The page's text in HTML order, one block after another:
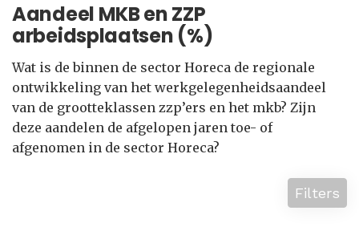
Aandeel MKB en ZZP
arbeidsplaatsen (%)
Wat is de binnen de sector Horeca de regionale
ontwikkeling van het werkgelegenheidsaandeel
van de grootteklassen zzp’ers en het mkb? Zijn
deze aandelen de afgelopen jaren toe- of
afgenomen in de sector Horeca?
Filters